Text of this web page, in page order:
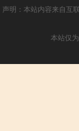
声明：本站内容来自互
本站仅